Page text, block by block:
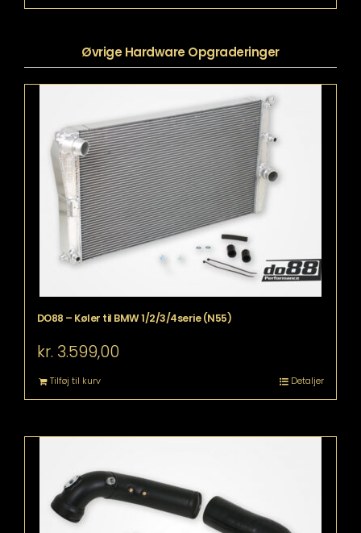
Øvrige Hardware Opgraderinger
DO88 – Køler til BMW 1/2/3/4serie (N55)
kr. 3.599,00
Tilføj til kurv Detaljer